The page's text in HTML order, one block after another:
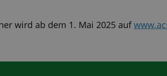
wird ab dem 1. Mai 2025 auf